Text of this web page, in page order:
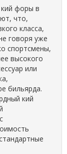
форы в
что,
класса,
говоря уже
спортсмены,
высокого
или
бильярда.
кий